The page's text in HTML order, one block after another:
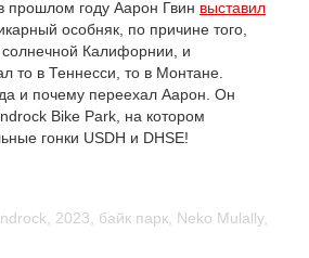
прошлом году Аарон Гвин выставил
особняк, по причине того,
солнечной Калифорнии, и
то в Теннесси, то в Монтане.
и почему переехал Аарон. Он
Bike Park, на котором
гонки USDH и DHSE!
2023 байк парк Neko Mulally,